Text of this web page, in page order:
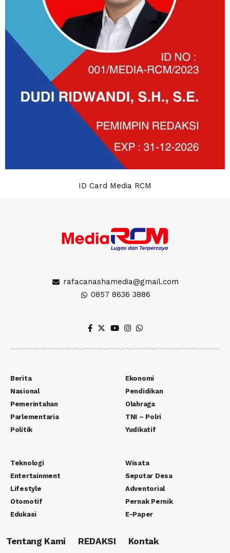
ID Card Media RCM
rafacanashamedia@gmail.com
0857 8636 3886
Berita
Nasional
Pemerintahan
Parlementaria
Politik
Ekonomi
Pendidikan
Olahraga
TNI – Polri
Yudikatif
Teknologi
Entertainment
Lifestyle
Otomotif
Edukasi
Wisata
Seputar Desa
Adventorial
Pernak Pernik
E-Paper
Tentang Kami REDAKSI Kontak